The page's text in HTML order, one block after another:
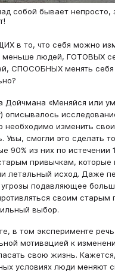
собой бывает непросто,
в то, что себя можно
меньше людей, ГОТОВЫХ
СПОСОБНЫХ менять себя
Дойчмана «Меняйся или
описывалось
необходимо изменить
Увы, смогли это сделать
90% из них по истечении
привычкам, которые
летальный исход. Даже
подавляющее
своим старым
выбор.
в том эксперименте
мотивацией к
свою жизнь.
условиях люди меняют